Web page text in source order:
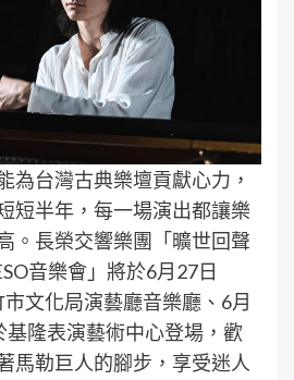
為台灣古典樂壇貢獻心力，
短半年，每一場演出都讓樂
。長榮交響樂團「曠世回聲
音樂會」將於6月27日
市文化局演藝廳音樂廳、6月
基隆表演藝術中心登場，歡
馬勒巨人的腳步，享受迷人